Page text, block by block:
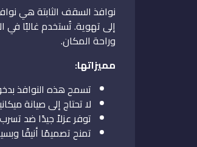
نوافذ السقف الثابتة هي
إلى تهوية. تُستخدم غالبًا في
وراحة المكان.
مميزاتها:
تسمح هذه النوافذ
لا تحتاج إلى صيانة
توفر عزلاً جيدًا ضد
تمنح تصميمًا أنيقًا